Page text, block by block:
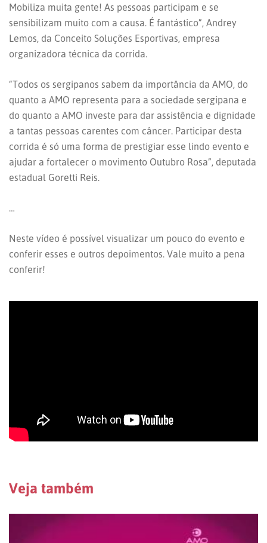
Mobiliza muita gente! As pessoas participam e se
sensibilizam muito com a causa. É fantástico”, Andrey
Lemos, da Conceito Soluções Esportivas, empresa
organizadora técnica da corrida.
“Todos os sergipanos sabem da importância da AMO, do
quanto a AMO representa para a sociedade sergipana e
do quanto a AMO investe para dar assistência e dignidade
a tantas pessoas carentes com câncer. Participar desta
corrida é só uma forma de prestigiar esse lindo evento e
ajudar a fortalecer o movimento Outubro Rosa”, deputada
estadual Goretti Reis.
…
Neste vídeo é possível visualizar um pouco do evento e
conferir esses e outros depoimentos. Vale muito a pena
conferir!
Veja também